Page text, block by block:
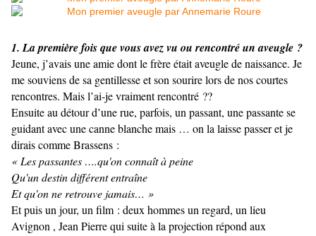
1. La première fois que vous avez vu ou rencontré un aveugle ?
Jeune, j’avais une amie dont le frère était aveugle de naissance. Je
me souviens de sa gentillesse et son sourire lors de nos courtes
rencontres. Mais l’ai-je vraiment rencontré ??
Ensuite au détour d’une rue, parfois, un passant, une passante se
guidant avec une canne blanche mais … on la laisse passer et je
dirais comme Brassens :
« Les passantes ….qu'on connaît à peine
Qu'un destin différent entraîne
Et qu'on ne retrouve jamais… »
Et puis un jour, un film : deux hommes un regard, un lieu
Avignon , Jean Pierre qui suite à la projection répond aux